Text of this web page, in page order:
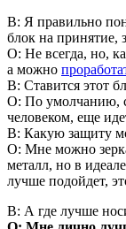
В: Я правильно
блок на принятие,
О: Не всегда, но,
а можно
В: Ставится этот
О: По умолчанию,
человеком, еще
В: Какую защиту
О: Мне можно
металл, но в
лучше подойдет,
В: А где лучше